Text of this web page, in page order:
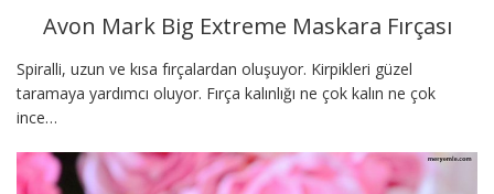
Avon Mark Big Extreme Maskara Fırçası
Spiralli, uzun ve kısa fırçalardan oluşuyor. Kirpikleri güzel
taramaya yardımcı oluyor. Fırça kalınlığı ne çok kalın ne çok
ince…